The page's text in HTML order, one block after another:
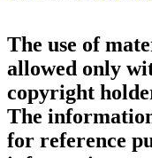
The use of
allowed only
copyright
The
for reference